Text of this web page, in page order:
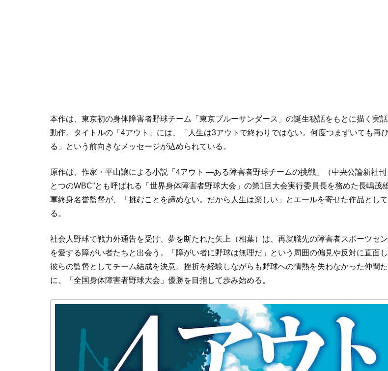
本作は、東京初の身体障害者野球チーム「東京ブルーサンダース」の誕生秘話をもとに描く実
動作。タイトルの「4アウト」には、「人生は3アウトで終わりではない。何度つまずいても再
る」という前向きなメッセージが込められている。
原作は、作家・平山讓による小説「4アウト ―ある障害者野球チームの挑戦」（中央公論新社刊
とつのWBC”とも呼ばれる「世界身体障害者野球大会」の第1回大会実行委員長を務めた長嶋茂
軍終身名誉監督が、「挑むことを諦めない。だから人生は楽しい」とエールを寄せた作品とし
る。
社会人野球で戦力外通告を受け、夢を断たれた矢上（相葉）は、再就職先の障害者スポーツセ
を愛する障がい者たちと出会う。「障がい者に野球は無理だ」という周囲の偏見や反対に直面し
彼らの監督としてチーム結成を決意。挫折を経験しながらも野球への情熱を失わなかった仲間
に、「全国身体障害者野球大会」優勝を目指して歩み始める。